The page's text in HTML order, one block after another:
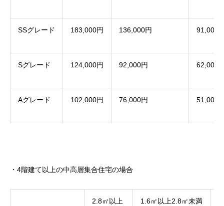
SSグレード 183,000円 136,000円 91,000
Sグレード 124,000円 92,000円 62,000
Aグレード 102,000円 76,000円 51,000
・4階建て以上の中高層集合住宅の場合
2.8㎡以上 1.6㎡以上2.8㎡未満